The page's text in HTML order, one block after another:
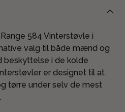
584 Vinterstøvle i
valg til både mænd og
beskyttelse i de kolde
er designet til at
tørre under selv de mest